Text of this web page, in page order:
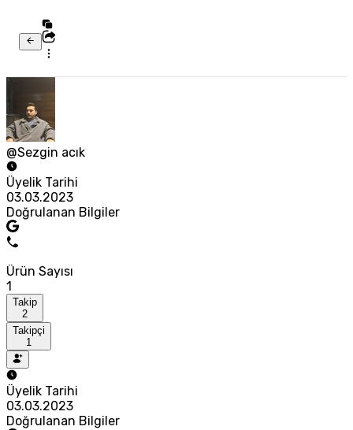
@Sezgin acık
Üyelik Tarihi
03.03.2023
Doğrulanan Bilgiler
Ürün Sayısı
1
Takip
2
Takipçi
1
Üyelik Tarihi
03.03.2023
Doğrulanan Bilgiler